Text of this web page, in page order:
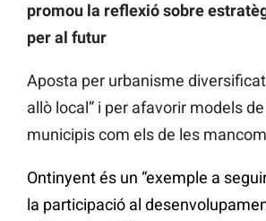
promou la reflexió sobre
per al futur
Aposta per urbanisme
allò local” i per afavorir models
municipis com els de les
Ontinyent és un “exemple a
la participació al